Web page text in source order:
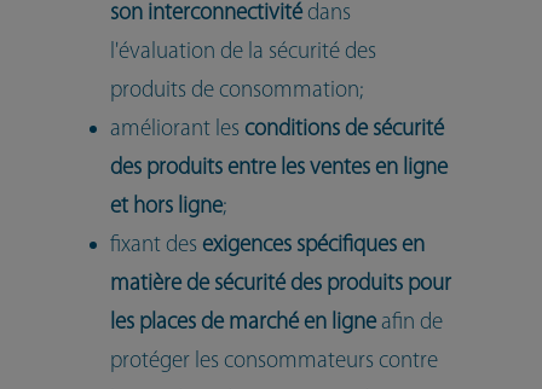
son interconnectivitédans
l'évaluation de la sécurité des
produits de consommation;
améliorant les conditions de sécurité
des produits entre les ventes en ligne
et hors ligne;
fixant des exigences spécifiques en
matière de sécurité des produits pour
les places de marché en ligneafin de
protéger les consommateurs contre